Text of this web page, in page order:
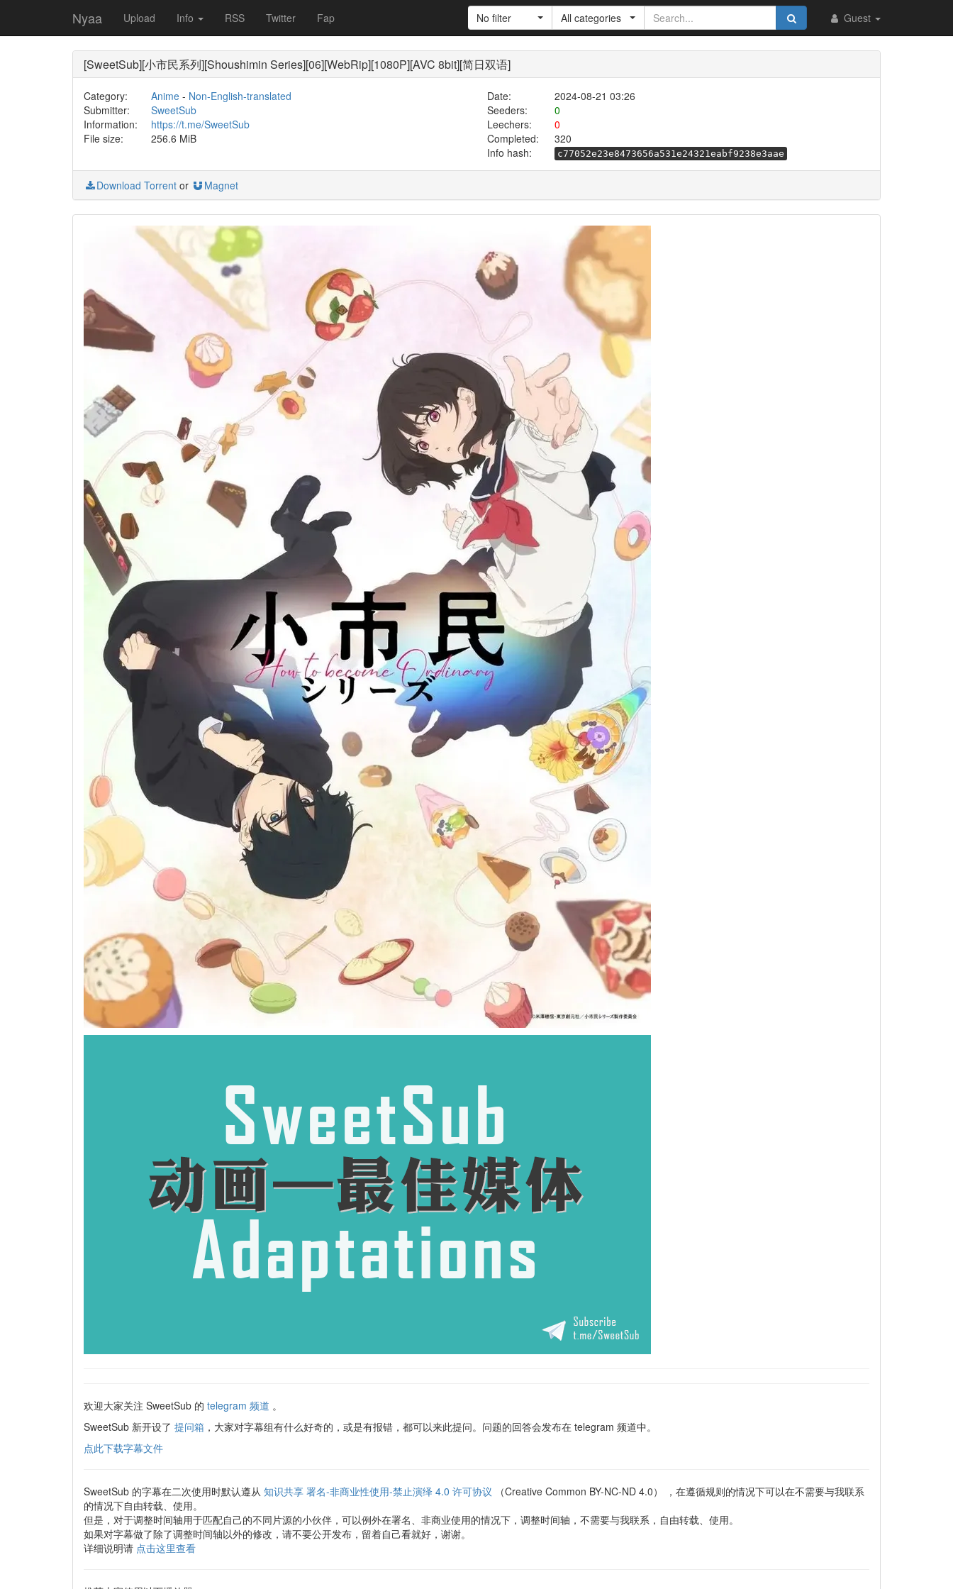
Nyaa Upload Info RSS Twitter Fap Guest
No filter All categories
[SweetSub][小市民系列][Shoushimin Series][06][WebRip][1080P][AVC 8bit][简日双语]
Category: Anime- Non-English-translated Date:
2024-08-21 03:26
Submitter:
SweetSub Seeders:
0
Information:
https://t.me/SweetSub Leechers:
0
File size:
256.6 MiB Completed:
320
Info hash:
c77052e23e8473656a531e24321eabf9238e3aae
Download Torrent or Magnet
欢迎大家关注 SweetSub 的 telegram 频道 。
SweetSub 新开设了 提问箱 ，大家对字幕组有什么好奇的，或是有报错，都可以来此提问。问题的回答会发布在 telegram 频道中。
点此下载字幕文件
SweetSub 的字幕在二次使用时默认遵从 知识共享 署名-非商业性使用-禁止演绎 4.0 许可协议 （Creative Common BY-NC-ND 4.0） ，在遵循规则的情况下可以在不需要与我联系
的情况下自由转载、使用。
但是，对于调整时间轴用于匹配自己的不同片源的小伙伴，可以例外在署名、非商业使用的情况下，调整时间轴，不需要与我联系，自由转载、使用。
如果对字幕做了除了调整时间轴以外的修改，请不要公开发布，留着自己看就好，谢谢。
详细说明请 点击这里查看